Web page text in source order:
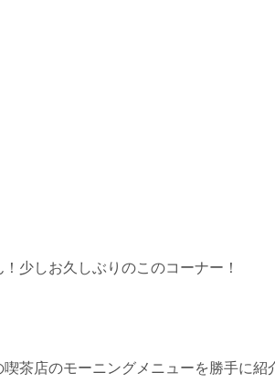
少しお久しぶりのこのコーナー！
喫茶店のモーニングメニューを勝手に